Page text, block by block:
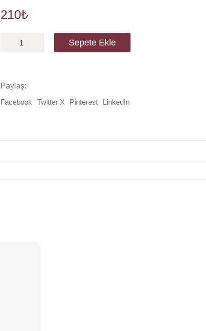
210₺
Sepete Ekle
Paylaş:
Facebook
Twitter X Pinterest LinkedIn